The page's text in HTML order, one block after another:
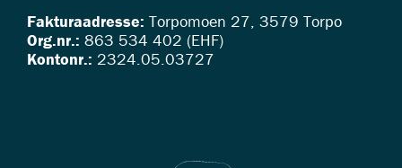
Fakturaadresse: Torpomoen 27, 3579 Torpo
Org.nr.: 863 534 402 (EHF)
Kontonr.: 2324.05.03727